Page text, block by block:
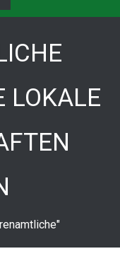
LOKALE